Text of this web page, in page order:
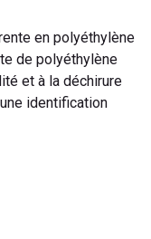
en polyéthylène
de polyéthylène
et à la déchirure
identification